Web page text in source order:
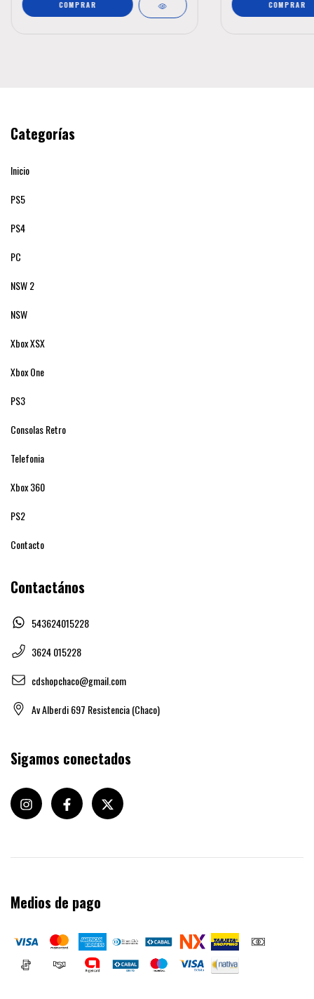
Categorías
Inicio
PS5
PS4
PC
NSW 2
NSW
Xbox XSX
Xbox One
PS3
Consolas Retro
Telefonia
Xbox 360
PS2
Contacto
Contactános
543624015228
3624 015228
cdshopchaco@gmail.com
Av Alberdi 697 Resistencia (Chaco)
Sigamos conectados
Medios de pago